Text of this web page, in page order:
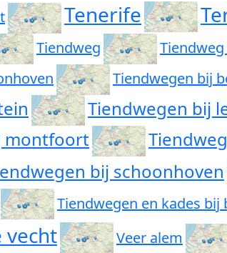
Tenerife
Tiendweg
Tiendwegen bij
Tiendwegen bij
montfoort
bij schoonhoven
Tiendwegen en kades bij
vecht Veer alem